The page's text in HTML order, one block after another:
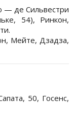
— де Сильвестри
54), Ринкон,
Мейте, Дзадза,
50, Госенс,